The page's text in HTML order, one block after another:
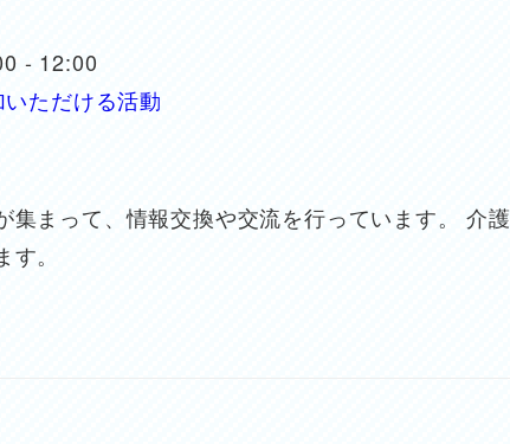
- 12:00
ただける活動
集まって、情報交換や交流を行っています。
。